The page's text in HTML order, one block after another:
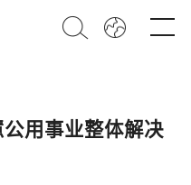
用事业整体解决